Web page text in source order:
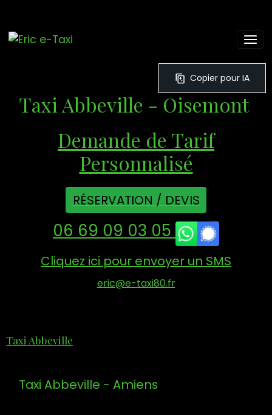
Copier pour IA
Taxi Abbeville - Oisemont
Demande de Tarif
Personnalisé
RÉSERVATION / DEVIS
06 69 09 03 05
Cliquez ici pour envoyer un SMS
eric@e-taxi80.fr
Taxi Abbeville
Taxi Abbeville - Amiens